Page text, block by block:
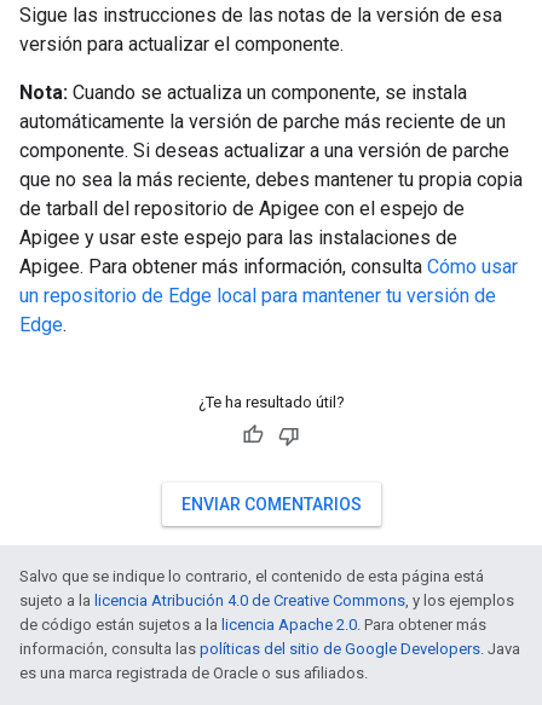
Sigue las instrucciones de las notas de la versión de esa
versión para actualizar el componente.
Nota: Cuando se actualiza un componente, se instala
automáticamente la versión de parche más reciente de un
componente. Si deseas actualizar a una versión de parche
que no sea la más reciente, debes mantener tu propia copia
de tarball del repositorio de Apigee con el espejo de
Apigee y usar este espejo para las instalaciones de
Apigee. Para obtener más información, consulta Cómo usar
un repositorio de Edge local para mantener tu versión de
Edge.
¿Te ha resultado útil?
ENVIAR COMENTARIOS
Salvo que se indique lo contrario, el contenido de esta página está
sujeto a la licencia Atribución 4.0 de Creative Commons, y los ejemplos
de código están sujetos a la licencia Apache 2.0. Para obtener más
información, consulta las políticas del sitio de Google Developers. Java
es una marca registrada de Oracle o sus afiliados.